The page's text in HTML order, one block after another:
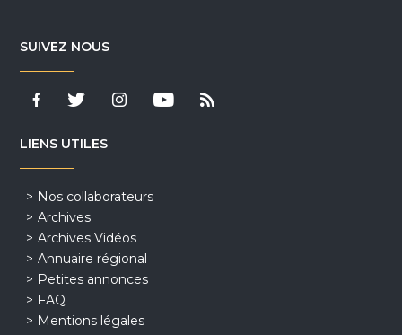
SUIVEZ NOUS
LIENS UTILES
Nos collaborateurs
Archives
Archives Vidéos
Annuaire régional
Petites annonces
FAQ
Mentions légales